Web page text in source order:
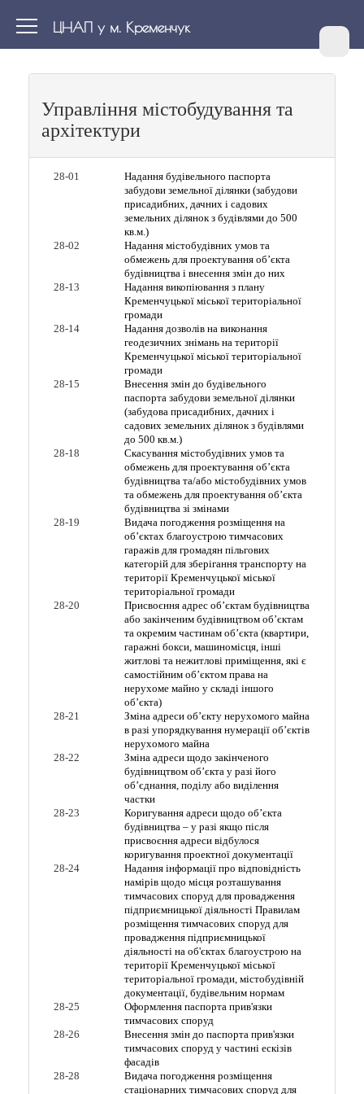
ЦНАП у м. Кременчук
Управління містобудування та
архітектури
28-01
Надання будівельного паспорта
забудови земельної ділянки (забудови
присадибних, дачних і садових
земельних ділянок з будівлями до 500
кв.м.)
28-02
Надання містобудівних умов та
обмежень для проектування об’єкта
будівництва і внесення змін до них
28-13
Надання викопіювання з плану
Кременчуцької міської територіальної
громади
28-14
Надання дозволів на виконання
геодезичних знімань на території
Кременчуцької міської територіальної
громади
28-15
Внесення змін до будівельного
паспорта забудови земельної ділянки
(забудова присадибних, дачних і
садових земельних ділянок з будівлями
до 500 кв.м.)
28-18
Скасування містобудівних умов та
обмежень для проектування об’єкта
будівництва та/або містобудівних умов
та обмежень для проектування об’єкта
будівництва зі змінами
28-19
Видача погодження розміщення на
об’єктах благоустрою тимчасових
гаражів для громадян пільгових
категорій для зберігання транспорту на
території Кременчуцької міської
територіальної громади
28-20
Присвоєння адрес об’єктам будівництва
або закінченим будівництвом об’єктам
та окремим частинам об’єкта (квартири,
гаражні бокси, машиномісця, інші
житлові та нежитлові приміщення, які є
самостійним об’єктом права на
нерухоме майно у складі іншого
об’єкта)
28-21
Зміна адреси об’єкту нерухомого майна
в разі упорядкування нумерації об’єктів
нерухомого майна
28-22
Зміна адреси щодо закінченого
будівництвом об’єкта у разі його
об’єднання, поділу або виділення
частки
28-23
Коригування адреси щодо об’єкта
будівництва – у разі якщо після
присвоєння адреси відбулося
коригування проектної документації
28-24
Надання інформації про відповідність
намірів щодо місця розташування
тимчасових споруд для провадження
підприємницької діяльності Правилам
розміщення тимчасових споруд для
провадження підприємницької
діяльності на об'єктах благоустрою на
території Кременчуцької міської
територіальної громади, містобудівній
документації, будівельним нормам
28-25
Оформлення паспорта прив'язки
тимчасових споруд
28-26
Внесення змін до паспорта прив'язки
тимчасових споруд у частині ескізів
фасадів
28-28
Видача погодження розміщення
стаціонарних тимчасових споруд для